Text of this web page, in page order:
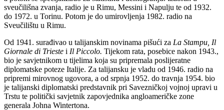
sveučilišna zvanja, radio je u Rimu, Messini i Napulju te od 1932.
do 1972. u Torinu. Potom je do umirovljenja 1982. radio na
Sveučilištu u Rimu.
Od 1941. surađivao u talijanskim novinama pišući za La Stampu, Il
Giornale di Trieste i Il Piccolo. Tijekom rata, posebice nakon 1943.,
bio je savjetnikom u tijelima koja su pripremala poslijeratne
diplomatske poteze Italije. Za talijansku je vladu od 1946. radio na
pripremi mirovnog ugovora, a od srpnja 1952. do travnja 1954. bio
je talijanski diplomatski predstavnik pri Savezničkoj vojnoj upravi u
Trstu te politički savjetnik zapovjednika angloameričke zone
generala Johna Wintertona.